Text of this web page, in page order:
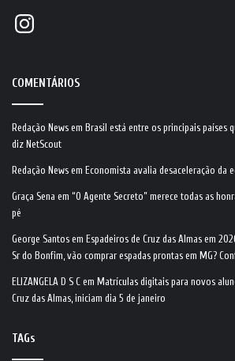
Instagram
COMENTÁRIOS
Redação News em Brasil está entre os principais países
diz NetScout
Redação News em Economista avalia desaceleração da
Graça Sena em “O Agente Secreto” merece todas as
pé
George Santos em Espadeiros de Cruz das Almas em
Sr do Bonfim, vão comprar espadas prontas em MG?
ELIZANGELA D S C em Matrículas digitais para novos
Cruz das Almas, iniciam dia 5 de janeiro
TAGs